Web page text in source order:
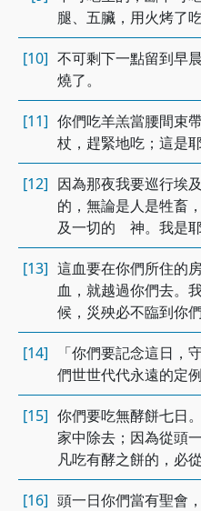
腿、五臟，用火烤了吃
[10] 不可剩下一點留到早
燒了。
[11] 你們吃羊羔當腰間束
杖，趕緊地吃；這是
[12] 因為那夜我要巡行埃
的，無論是人是牲畜
及一切的 神。我是耶
[13] 這血要在你們所住的
血，就越過你們去。
候，災殃必不臨到你
[14]
「你們要記念這日，
們世世代代永遠的定例
[15] 你們要吃無酵餅七日
家中除去；因為從頭
凡吃有酵之餅的，必
[16] 頭一日你們當有聖會